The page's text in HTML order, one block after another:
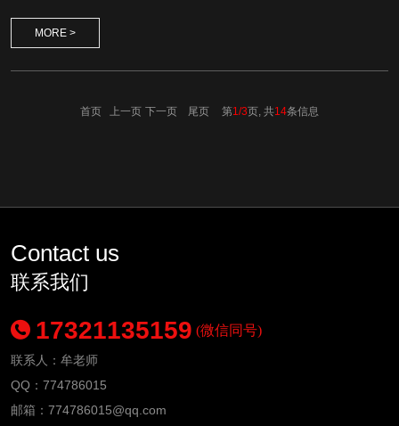
家居气场、旺财运的工具。而鱼缸里养鱼的数量，更是有着深刻
的讲究和寓意。不同的养鱼数量会带来不同的风水效果，因此选
数量 1. 一条鱼：一白水，开...
MORE >
首页 上一页 下一页 尾页 第1/3页, 共14条信息
Contact us
联系我们
17321135159 (微信同号)
联系人：牟老师
QQ：774786015
邮箱： 774786015@qq.com